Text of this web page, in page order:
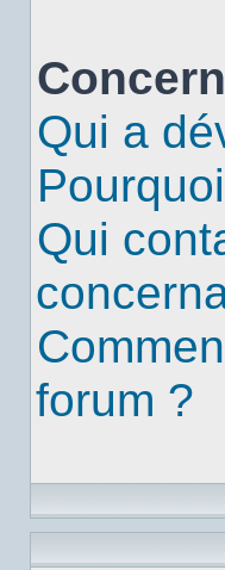
Qui a
Qui
forum ?